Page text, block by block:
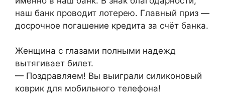
наш банк проводит лотерею. Главный приз —
досрочное погашение кредита за счёт банка.
Женщина с глазами полными надежд
вытягивает билет.
— Поздравляем! Вы выиграли силиконовый
коврик для мобильного телефона!